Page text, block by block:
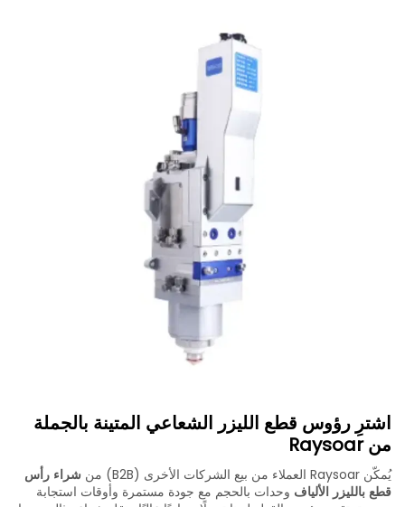
اشترِ رؤوس قطع الليزر الشعاعي المتينة بالجملة
من Raysoar
يُمكّن Raysoar العملاء من بيع الشركات الأخرى (B2B) من
شراء رأس
قطع بالليزر الألياف وحدات بالحجم مع جودة مستمرة وأوقات استجابة